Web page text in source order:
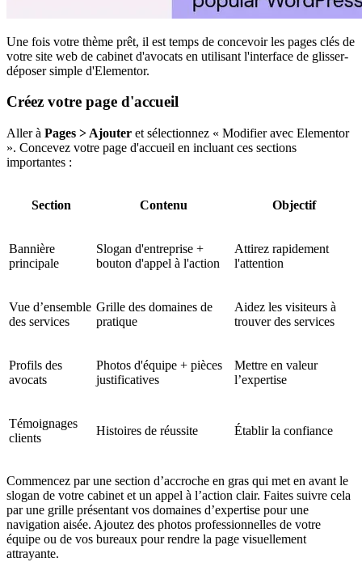
Une fois votre thème prêt, il est temps de concevoir les pages clés de
votre site web de cabinet d'avocats en utilisant l'interface de glisser-
déposer simple d'Elementor.
Créez votre page d'accueil
Aller à Pages > Ajouter et sélectionnez « Modifier avec Elementor
». Concevez votre page d'accueil en incluant ces sections
importantes :
Section Contenu Objectif
Bannière
principale
Slogan d'entreprise +
bouton d'appel à l'action
Attirez rapidement
l'attention
Vue d’ensemble
des services
Grille des domaines de
pratique
Aidez les visiteurs à
trouver des services
Profils des
avocats
Photos d'équipe + pièces
justificatives
Mettre en valeur
l’expertise
Témoignages
clients
Histoires de réussite Établir la confiance
Commencez par une section d’accroche en gras qui met en avant le
slogan de votre cabinet et un appel à l’action clair. Faites suivre cela
par une grille présentant vos domaines d’expertise pour une
navigation aisée. Ajoutez des photos professionnelles de votre
équipe ou de vos bureaux pour rendre la page visuellement
attrayante.